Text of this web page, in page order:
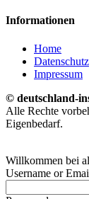
Informationen
Home
Datenschutz
Impressum
© deutschland-
Alle Rechte
Eigenbedarf.
Willkommen bei
Username or